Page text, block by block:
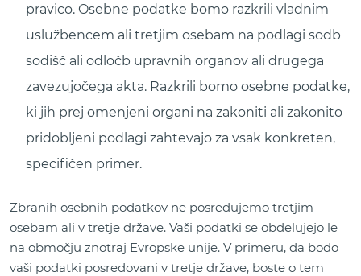
pravico. Osebne podatke bomo razkrili vladnim
uslužbencem ali tretjim osebam na podlagi sodb
sodišč ali odločb upravnih organov ali drugega
zavezujočega akta. Razkrili bomo osebne podatke,
ki jih prej omenjeni organi na zakoniti ali zakonito
pridobljeni podlagi zahtevajo za vsak konkreten,
specifičen primer.
Zbranih osebnih podatkov ne posredujemo tretjim
osebam ali v tretje države. Vaši podatki se obdelujejo le
na območju znotraj Evropske unije. V primeru, da bodo
vaši podatki posredovani v tretje države, boste o tem